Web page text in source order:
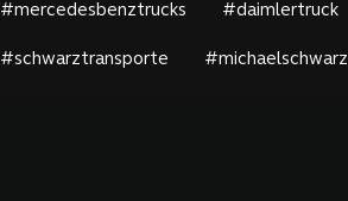
#mercedesbenztrucks #daimlertruck
#schwarztransporte #michaelschwarz